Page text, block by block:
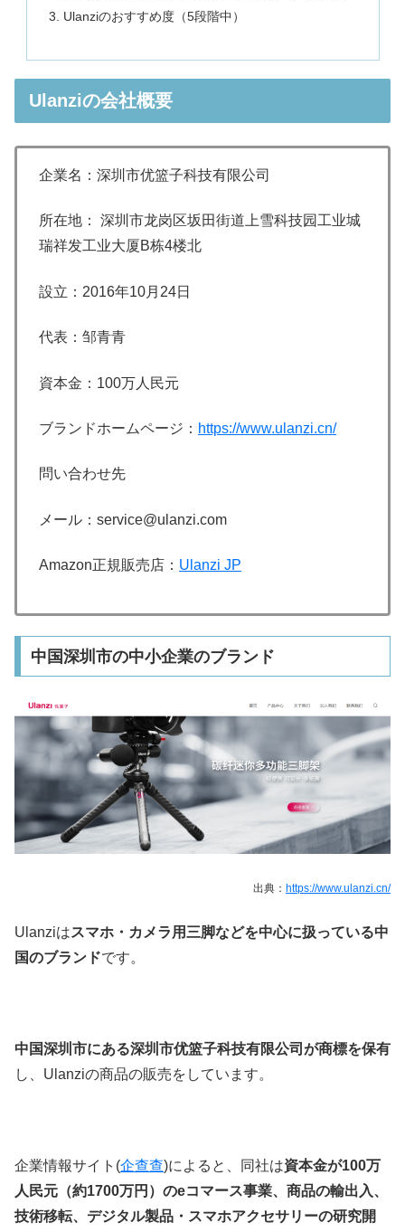
Ulanziのおすすめ度（5段階中）
Ulanziの会社概要
企業名：深圳市优篮子科技有限公司
所在地： 深圳市龙岗区坂田街道上雪科技园工业城
瑞祥发工业大厦B栋4楼北
設立： 2016年10月24日
代表：邹青青
資本金： 100万人民元
ブランドホームページ： https://www.ulanzi.cn/
問い合わせ先
メール：service@ulanzi.com
Amazon正規販売店： Ulanzi JP
中国深圳市の中小企業のブランド
出典： https://www.ulanzi.cn/
Ulanziはスマホ・カメラ用三脚などを中心に扱っている中
国のブランドです。
中国深圳市にある深圳市优篮子科技有限公司が商標を保有
し、 Ulanziの商品の販売をしています。
企業情報サイト(企查查)によると、同社は資本金が100万
人民元（約1700万円）のeコマース事業、商品の輸出入、
技術移転、デジタル製品・スマホアクセサリーの研究開